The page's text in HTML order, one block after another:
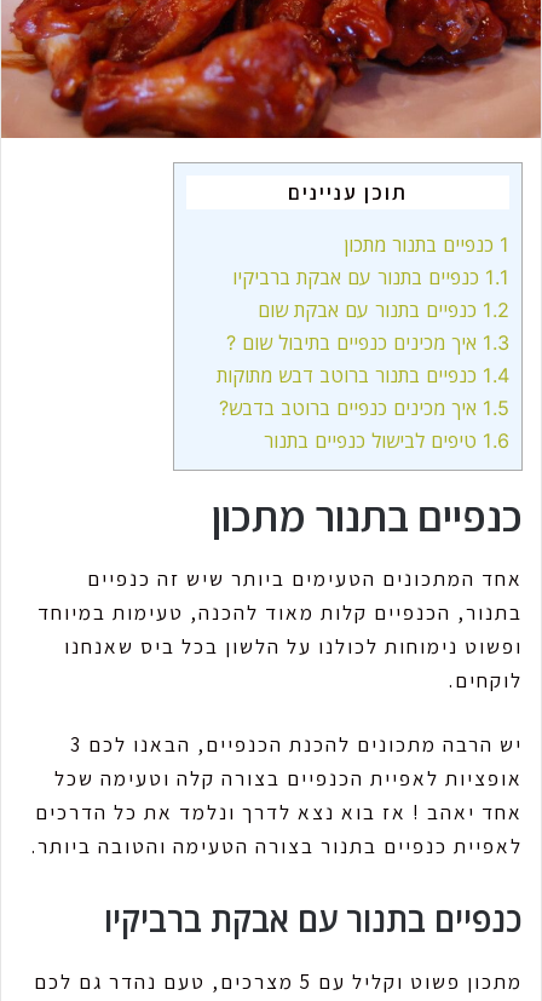
a
i
l
תוכן עניינים
1 כנפיים בתנור מתכון
1.1 כנפיים בתנור עם אבקת ברביקיו
1.2 כנפיים בתנור עם אבקת שום
1.3 איך מכינים כנפיים בתיבול שום ?
1.4 כנפיים בתנור ברוטב דבש מתוקות
1.5 איך מכינים כנפיים ברוטב בדבש?
1.6 טיפים לבישול כנפיים בתנור
כנפיים בתנור מתכון
אחד המתכונים הטעימים ביותר שיש זה כנפיים
בתנור, הכנפיים קלות מאוד להכנה, טעימות במיוחד
ופשוט נימוחות לכולנו על הלשון בכל ביס שאנחנו
לוקחים.
יש הרבה מתכונים להכנת הכנפיים, הבאנו לכם 3
אופציות לאפיית הכנפיים בצורה קלה וטעימה שכל
אחד יאהב ! אז בוא נצא לדרך ונלמד את כל הדרכים
לאפיית כנפיים בתנור בצורה הטעימה והטובה ביותר.
כנפיים בתנור עם אבקת ברביקיו
מתכון פשוט וקליל עם 5 מצרכים, טעם נהדר גם לכם